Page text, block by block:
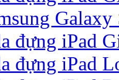
đựng iPad
đựng iPad